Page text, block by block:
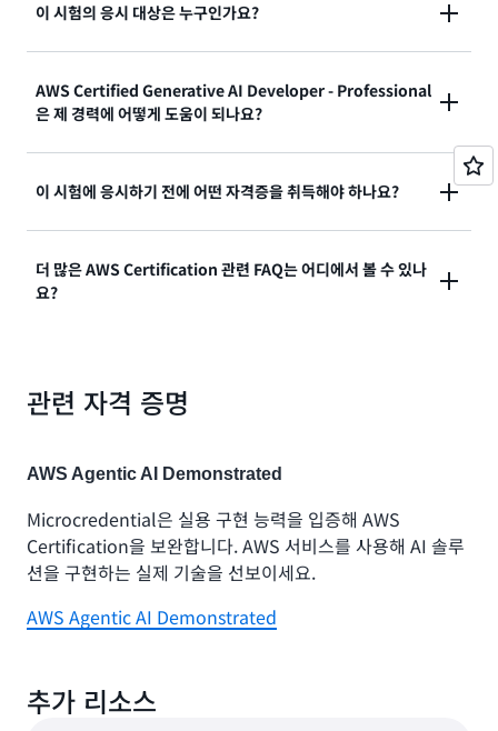
이 시험의 응시 대상은 누구인가요?
대상 응시자는 AWS를 기반으로 또는 오픈 소스 기술을
사용하여 프로덕션급 애플리케이션을 구축한 2년 이상
합니다. 대상 응시자는 다음과 같은 AWS 지식을 갖추어
야 합니다.
AWS 모니터링 및 관찰성 서비스에 대한 지식
AWS 비용 최적화 원칙에 대한 이해
AWS Certified Generative AI Developer - Professional
은 제 경력에 어떻게 도움이 되나요?
AWS Certified Generative AI Developer -
되고 있는 AI 기술 시장에서 응시자가 상당한 경력을 쌓
았음을 입증합니다. 기업이 완전히 새로운 AI 중심 직책
이 시험에 응시하기 전에 어떤 자격증을 취득해야 하나요?
이 자격증을 준비하기 전에 특정 자격증을 취득할 필요
는 없습니다. 하지만 응시자는 AWS Certified
Engineer - Associate 및/또는 AWS Certified Data
더 많은 AWS Certification 관련 FAQ는 어디에서 볼 수 있나
요?
관련 자격 증명
AWS Agentic AI Demonstrated
Microcredential은 실용 구현 능력을 입증해 AWS
Certification을 보완합니다. AWS 서비스를 사용해 AI 솔루
션을 구현하는 실제 기술을 선보이세요.
AWS Agentic AI Demonstrated
추가 리소스